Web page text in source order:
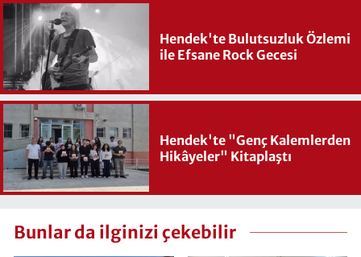
Hendek'te Bulutsuzluk Özlemi
ile Efsane Rock Gecesi
Hendek'te "Genç Kalemlerden
Hikâyeler" Kitaplaştı
Bunlar da ilginizi çekebilir